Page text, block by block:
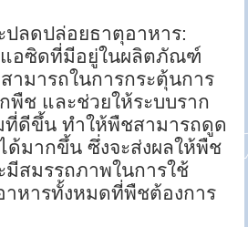
ปลดปล่อยธาตุอาหาร:
อซิดที่มีอยู่ในผลิตภัณฑ์
ามารถในการกระตุ้นการ
พืช และช่วยให้ระบบราก
ดีขึ้น ทำให้พืชสามารถดูด
ด้มากขึ้น ซึ่งจะส่งผลให้พืช
สมรรถภาพในการใช้
าหารทั้งหมดที่พืชต้องการ